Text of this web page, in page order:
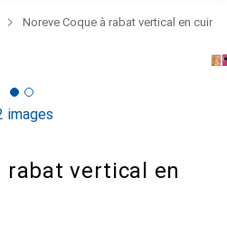
Noreve Coque à rabat vertical en cuir
images
rabat vertical en